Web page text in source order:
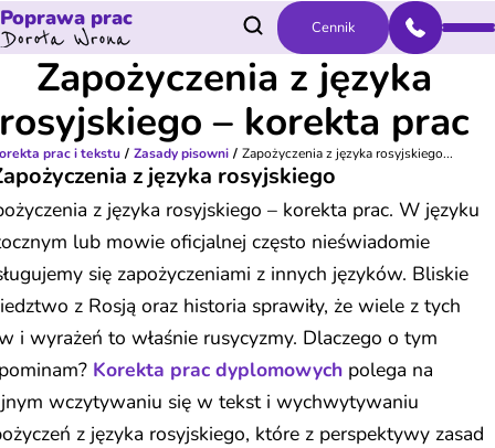
Poprawa prac Cennik
Zapożyczenia z języka
– korekta prac
prac i tekstu Zasady pisowni Zapożyczenia z języka rosyjskiego...
z języka rosyjskiego
z języka rosyjskiego – korekta prac. W języku
lub mowie oficjalnej często nieświadomie
się zapożyczeniami z innych języków. Bliskie
z Rosją oraz historia sprawiły, że wiele z tych
i wyrażeń to właśnie rusycyzmy. Dlaczego o tym
Korekta prac dyplomowych polega na
wczytywaniu się w tekst i wychwytywaniu
z języka rosyjskiego, które z perspektywy zasad